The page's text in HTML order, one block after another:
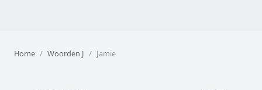
Home Woorden J Jamie